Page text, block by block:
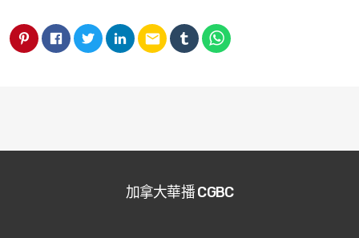
email
加拿大華播 CGBC